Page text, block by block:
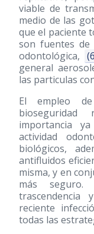
viable de
medio de las
que el paciente
son fuentes de
odontológica,
general
las particulas
El empleo
importancia
actividad
biológicos,
antifluidos
misma, y en
más
reciente
todas las